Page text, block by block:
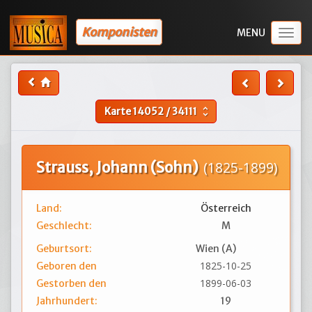
Komponisten
Karte14052/34111 unfold_more
Strauss, Johann (Sohn) (1825-1899)
Land:
Österreich
Geschlecht:
M
Geburtsort:
Wien (A)
Geboren den
1825-10-25
Gestorben den 1899-06-03
Jahrhundert: 19